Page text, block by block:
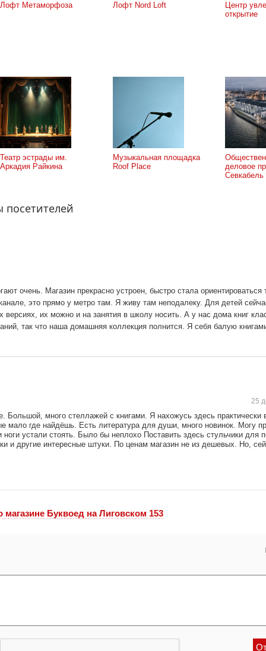
Лофт Метаморфоза Лофт Nord Loft
Центр
открытие
Театр эстрады им.
Аркадия Райкина
Музыкальная площадка
Roof Place
деловое
Севкабель
посетителей
очень. Магазин прекрасно устроен, быстро стала ориентироваться
это прямо у метро там. Я живу там неподалеку. Для детей
версиях, их можно и на занятия в школу носить. А у нас дома книг
так что наша домашняя коллекция полнится. Я себя балую
25
много стеллажей с книгами. Я нахожусь здесь практически
мало где найдёшь. Есть литература для души, много новинок. Могу
устали стоять. Было бы неплохо Поставить здесь стульчики для
и другие интересные штуки. По ценам магазин не из дешевых. Но,
Буквоед на Лиговском 153